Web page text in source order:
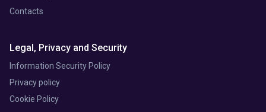
Contacts
Legal, Privacy and Security
Information Security Policy
Privacy policy
Cookie Policy